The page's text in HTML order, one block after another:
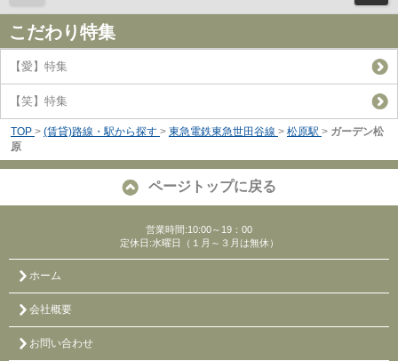
こだわり特集
【愛】特集
【笑】特集
TOP > (賃貸)路線・駅から探す > 東急電鉄東急世田谷線 > 松原駅 > ガーデン松
原
ページトップに戻る
営業時間:10:00～19：00
定休日:水曜日（１月～３月は無休）
ホーム
会社概要
お問い合わせ